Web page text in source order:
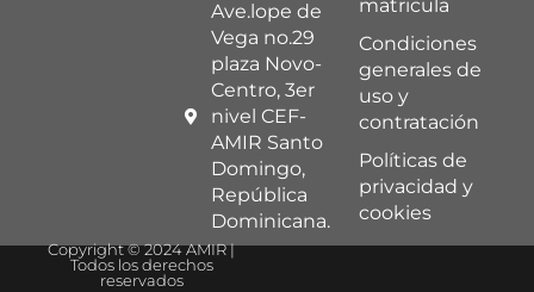
Ave.lope de
Vega no.29
plaza Novo-
Centro, 3er
nivel CEF-
AMIR Santo
Domingo,
República
Dominicana.
matricula
Condiciones
generales de
uso y
contratación
Políticas de
privacidad y
cookies
Copyright © 2024 AMIR |
Todos los derechos
reservados